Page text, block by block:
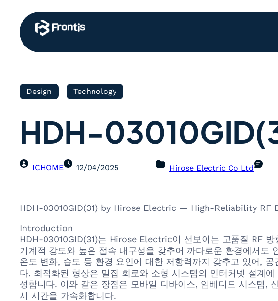
Design Technology
HDH-
ICHOME 12/04/2025 Hirose Electric Co Ltd
HDH-03010GID(31) by Hirose Electric — High-Reliability
Introduction
HDH-03010GID(31)는 Hirose Electric이 선보이는 고품질 RF
기계적 강도와 높은 접속 내구성을 갖추어 까다로운 환경에서
온도 변화, 습도 등 환경 요인에 대한 저항력까지 갖추고 있어,
다. 최적화된 형상은 밀집 회로와 소형 시스템의 인터커넷 설계
성합니다. 이와 같은 장점은 모바일 디바이스, 임베디드 시스템,
시 시간을 가속화합니다.